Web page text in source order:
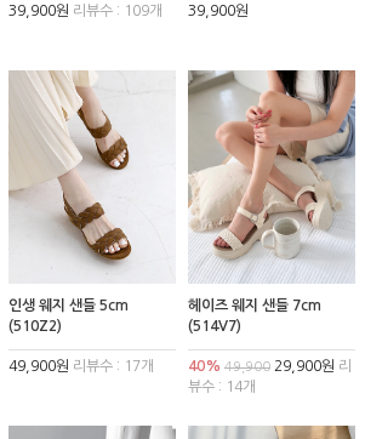
39,900원 리뷰수 : 109개 39,900원
인생 웨지 샌들 5cm
(510Z2)
49,900원 리뷰수 : 17개
헤이즈 웨지 샌들 7cm
(514V7)
40% 49,90029,900원 리
뷰수 : 14개